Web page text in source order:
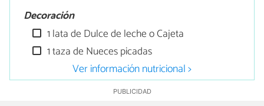
Decoración
1 lata de Dulce de leche o Cajeta
1 taza de Nueces picadas
Ver información nutricional >